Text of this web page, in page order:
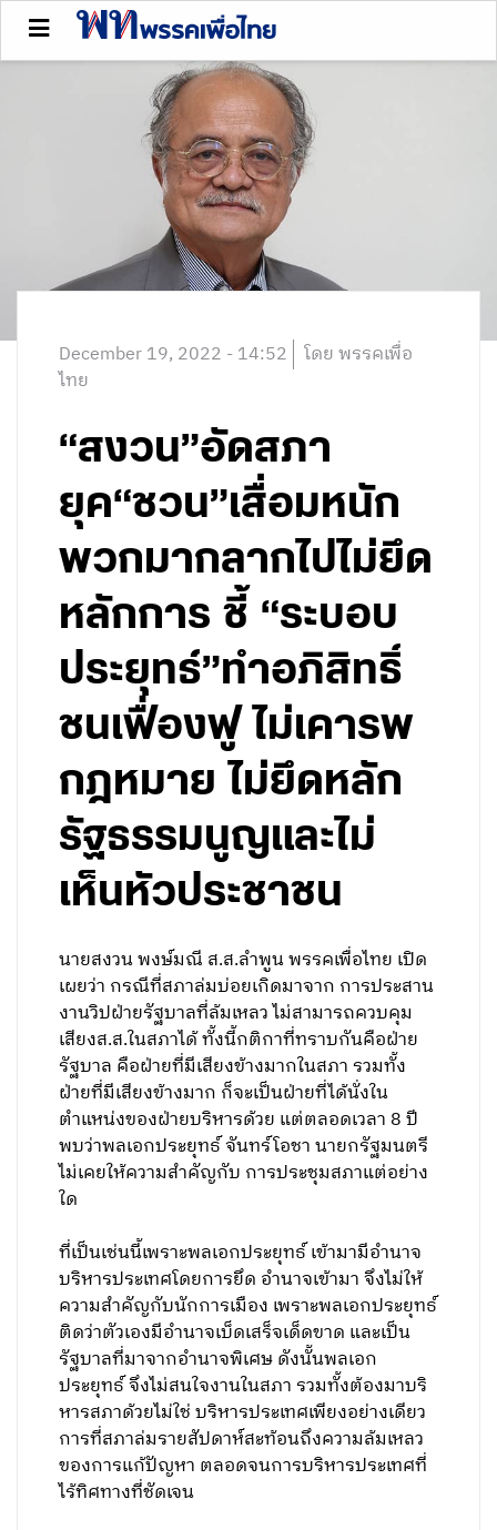
December 19, 2022 - 14:52 โดย พรรคเพื่อ
ไทย
“สงวน”อัดสภา
ยุค“ชวน”เสื่อมหนัก
พวกมากลากไปไม่ยึด
หลักการ ชี้ “ระบอบ
ประยุทธ์”ทำอภิสิทธิ์
ชนเฟื่องฟู ไม่เคารพ
กฎหมาย ไม่ยึดหลัก
รัฐธรรมนูญและไม่
เห็นหัวประชาชน
นายสงวน พงษ์มณี ส.ส.ลำพูน พรรคเพื่อไทย เปิด
เผยว่า กรณีที่สภาล่มบ่อยเกิดมาจาก การประสาน
งานวิปฝ่ายรัฐบาลที่ล้มเหลว ไม่สามารถควบคุม
เสียงส.ส.ในสภาได้ ทั้งนี้กติกาที่ทราบกันคือฝ่าย
รัฐบาล คือฝ่ายที่มีเสียงข้างมากในสภา รวมทั้ง
ฝ่ายที่มีเสียงข้างมาก ก็จะเป็นฝ่ายที่ได้นั่งใน
ตำแหน่งของฝ่ายบริหารด้วย แต่ตลอดเวลา 8 ปี
พบว่าพลเอกประยุทธ์ จันทร์โอชา นายกรัฐมนตรี
ไม่เคยให้ความสำคัญกับ การประชุมสภาแต่อย่าง
ใด
ที่เป็นเช่นนี้เพราะพลเอกประยุทธ์ เข้ามามีอำนาจ
บริหารประเทศโดยการยึด อำนาจเข้ามา จึงไม่ให้
ความสำคัญกับนักการเมือง เพราะพลเอกประยุทธ์
ติดว่าตัวเองมีอำนาจเบ็ดเสร็จเด็ดขาด และเป็น
รัฐบาลที่มาจากอำนาจพิเศษ ดังนั้นพลเอก
ประยุทธ์ จึงไม่สนใจงานในสภา รวมทั้งต้องมาบริ
หารสภาด้วยไม่ใช่ บริหารประเทศเพียงอย่างเดียว
การที่สภาล่มรายสัปดาห์สะท้อนถึงความล้มเหลว
ของการแก้ปัญหา ตลอดจนการบริหารประเทศที่
ไร้ทิศทางที่ชัดเจน